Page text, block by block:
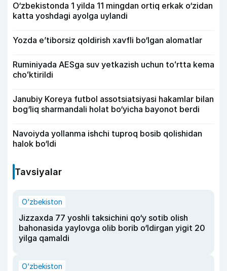
O‘zbekistonda 1 yilda 11 mingdan ortiq erkak o‘zidan
katta yoshdagi ayolga uylandi
Yozda e’tiborsiz qoldirish xavfli bo‘lgan alomatlar
Ruminiyada AESga suv yetkazish uchun toʻrtta kema
choʻktirildi
Janubiy Koreya futbol assotsiatsiyasi hakamlar bilan
bog‘liq sharmandali holat bo‘yicha bayonot berdi
Navoiyda yollanma ishchi tuproq bosib qolishidan
halok bo‘ldi
Tavsiyalar
O‘zbekiston
Jizzaxda 77 yoshli taksichini qo‘y sotib olish
bahonasida yaylovga olib borib o‘ldirgan yigit 20
yilga qamaldi
O‘zbekiston